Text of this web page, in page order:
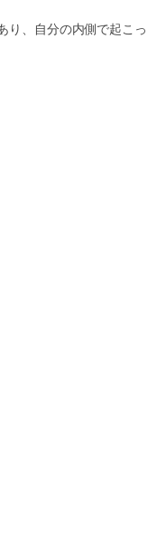
り、自分の内側で起こっ